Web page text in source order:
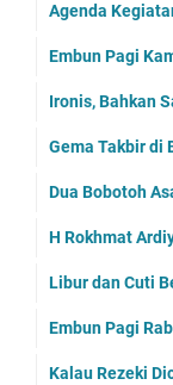
Agenda
Embun Pagi
Ironis, Bahkan
Gema Takbir di
Dua Bobotoh
H Rokhmat
Libur dan Cuti
Embun Pagi
Kalau Rezeki